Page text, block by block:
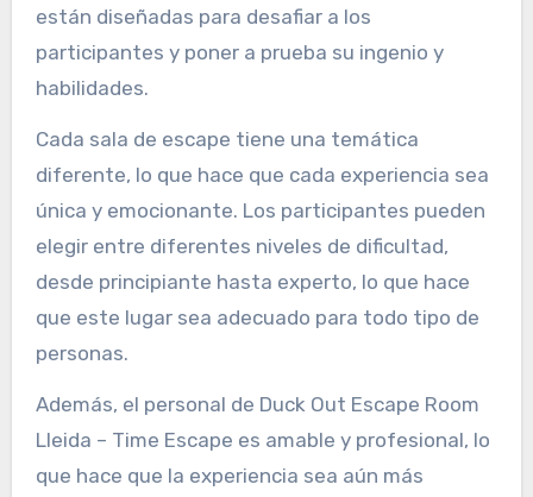
están diseñadas para desafiar a los
participantes y poner a prueba su ingenio y
habilidades.
Cada sala de escape tiene una temática
diferente, lo que hace que cada experiencia sea
única y emocionante. Los participantes pueden
elegir entre diferentes niveles de dificultad,
desde principiante hasta experto, lo que hace
que este lugar sea adecuado para todo tipo de
personas.
Además, el personal de Duck Out Escape Room
Lleida – Time Escape es amable y profesional, lo
que hace que la experiencia sea aún más